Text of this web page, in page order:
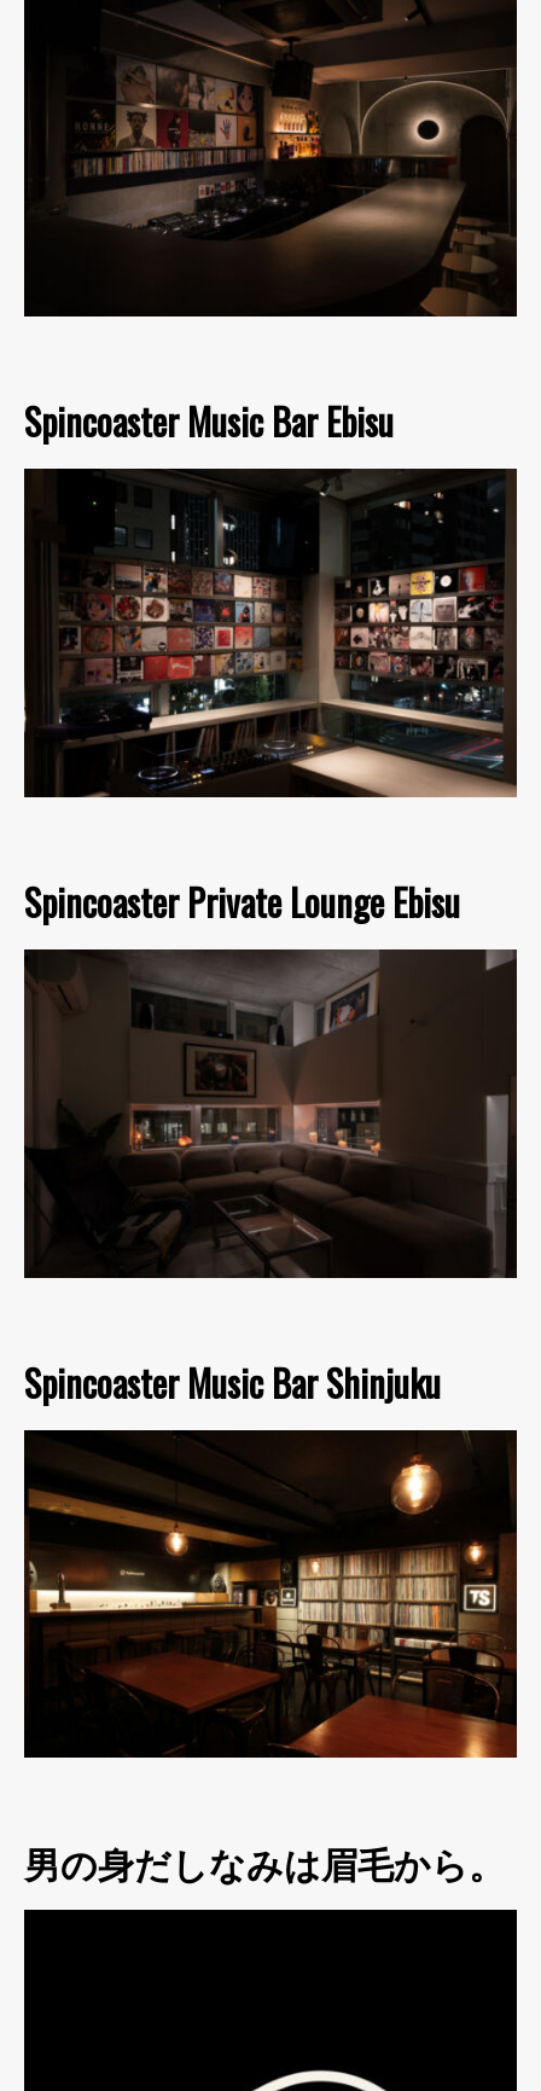
Spincoaster Music Bar Ebisu
Spincoaster Private Lounge Ebisu
Spincoaster Music Bar Shinjuku
男の身だしなみは眉毛から。